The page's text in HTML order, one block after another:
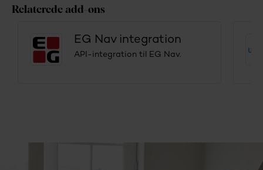
Relaterede add-ons
EG Nav integration
API-integration til EG Nav.